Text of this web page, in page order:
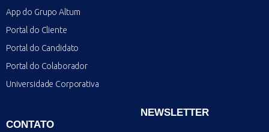
App do Grupo Altum
Portal do Cliente
Portal do Candidato
Portal do Colaborador
Universidade Corporativa
CONTATO
NEWSLETTER